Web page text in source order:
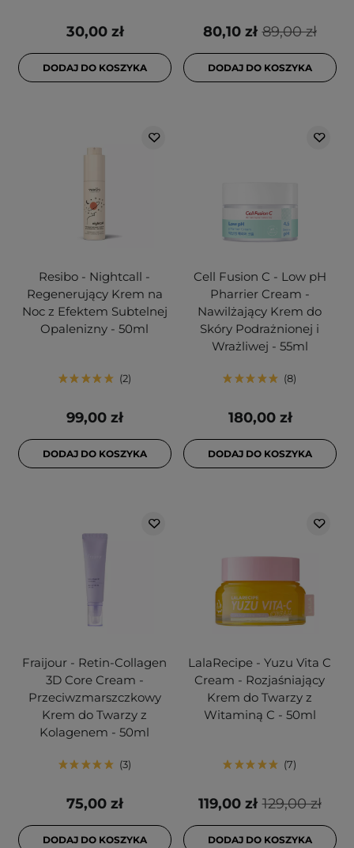
30,00 zł
DODAJ DO KOSZYKA
89,00 zł
80,10 zł
DODAJ DO KOSZYKA
Resibo - Nightcall -
Regenerujący Krem na
Noc z Efektem Subtelnej
Opalenizny - 50ml
2
99,00 zł
DODAJ DO KOSZYKA
Cell Fusion C - Low pH
Pharrier Cream -
Nawilżający Krem do
Skóry Podrażnionej i
Wrażliwej - 55ml
8
180,00 zł
DODAJ DO KOSZYKA
Fraijour - Retin-Collagen
3D Core Cream -
Przeciwzmarszczkowy
Krem do Twarzy z
Kolagenem - 50ml
3
75,00 zł
DODAJ DO KOSZYKA
LalaRecipe - Yuzu Vita C
Cream - Rozjaśniający
Krem do Twarzy z
Witaminą C - 50ml
7
129,00 zł
119,00 zł
DODAJ DO KOSZYKA